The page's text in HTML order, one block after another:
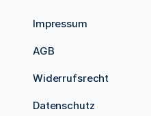
Impressum
AGB
Widerrufsrecht
Datenschutz